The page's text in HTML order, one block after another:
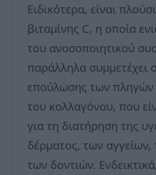
Ειδικότερα, είναι
βιταμίνης C, η οποία
του ανοσοποιητικού
παράλληλα συμμετέχει
επούλωσης των πληγών
του κολλαγόνου, που
για τη διατήρηση της
δέρματος, των αγγείων,
των δοντιών.